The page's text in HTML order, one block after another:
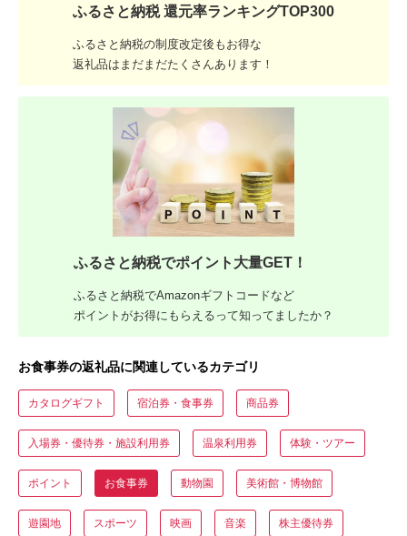
ふるさと納税 還元率ランキングTOP300
ふるさと納税の制度改定後もお得な
返礼品はまだまだたくさんあります！
ふるさと納税でポイント大量GET！
ふるさと納税でAmazonギフトコードなど
ポイントがお得にもらえるって知ってましたか？
お食事券の返礼品に関連しているカテゴリ
カタログギフト 宿泊券・食事券 商品券
入場券・優待券・施設利用券 温泉利用券 体験・ツアー
ポイント お食事券 動物園 美術館・博物館
遊園地 スポーツ 映画 音楽 株主優待券